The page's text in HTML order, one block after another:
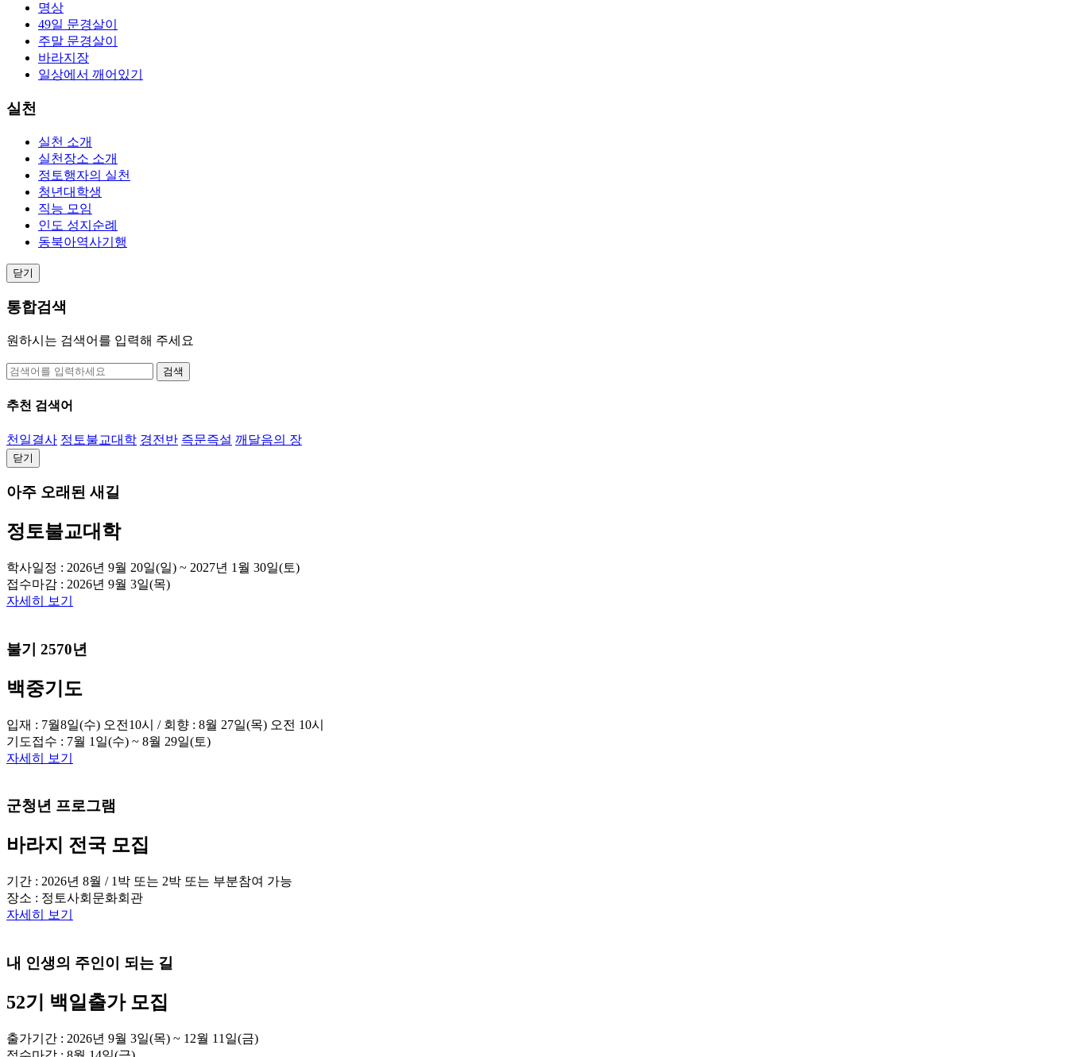
명상
49일 문경살이
주말 문경살이
바라지장
일상에서 깨어있기
실천
실천 소개
실천장소 소개
정토행자의 실천
청년대학생
직능 모임
인도 성지순례
동북아역사기행
닫기
통합검색
원하시는 검색어를 입력해 주세요
검색
추천 검색어
천일결사 정토불교대학 경전반 즉문즉설 깨달음의 장
닫기
아주 오래된 새길
정토불교대학
학사일정 : 2026년 9월 20일(일) ~ 2027년 1월 30일(토)
접수마감 : 2026년 9월 3일(목)
자세히 보기
불기 2570년
백중기도
입재 : 7월8일(수) 오전10시 / 회향 : 8월 27일(목) 오전 10시
기도접수 : 7월 1일(수) ~ 8월 29일(토)
자세히 보기
군청년 프로그램
바라지 전국 모집
기간 : 2026년 8월 / 1박 또는 2박 또는 부분참여 가능
장소 : 정토사회문화회관
자세히 보기
내 인생의 주인이 되는 길
52기 백일출가 모집
출가기간 : 2026년 9월 3일(목) ~ 12월 11일(금)